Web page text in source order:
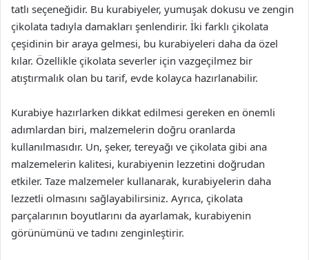
tatlı seçeneğidir. Bu kurabiyeler, yumuşak dokusu ve zengin
çikolata tadıyla damakları şenlendirir. İki farklı çikolata
çeşidinin bir araya gelmesi, bu kurabiyeleri daha da özel
kılar. Özellikle çikolata severler için vazgeçilmez bir
atıştırmalık olan bu tarif, evde kolayca hazırlanabilir.
Kurabiye hazırlarken dikkat edilmesi gereken en önemli
adımlardan biri, malzemelerin doğru oranlarda
kullanılmasıdır. Un, şeker, tereyağı ve çikolata gibi ana
malzemelerin kalitesi, kurabiyenin lezzetini doğrudan
etkiler. Taze malzemeler kullanarak, kurabiyelerin daha
lezzetli olmasını sağlayabilirsiniz. Ayrıca, çikolata
parçalarının boyutlarını da ayarlamak, kurabiyenin
görünümünü ve tadını zenginleştirir.